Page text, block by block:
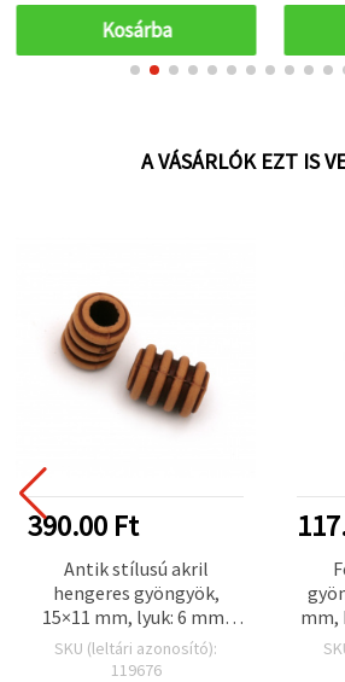
Kosárba
A VÁSÁRLÓK EZT IS
390.00 Ft
Antik stílusú akril
hengeres gyöngyök,
15×11 mm, lyuk: 6 mm,
barna – 50 g (~45 db)
SKU (leltári azonosító):
119676
mm,
és